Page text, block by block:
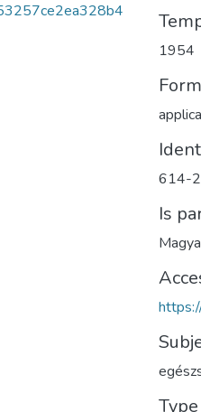
1954
614-
Is
Type